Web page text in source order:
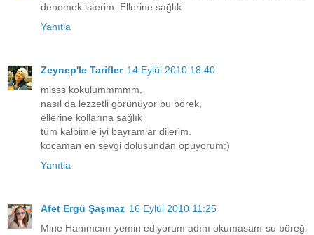
denemek isterim. Ellerine sağlık
Yanıtla
Zeynep'le Tarifler 14 Eylül 2010 18:40
misss kokulummmmm,
nasıl da lezzetli görünüyor bu börek,
ellerine kollarına sağlık
tüm kalbimle iyi bayramlar dilerim.
kocaman en sevgi dolusundan öpüyorum:)
Yanıtla
Afet Ergü Şaşmaz 16 Eylül 2010 11:25
Mine Hanımcım yemin ediyorum adını okumasam su böreği